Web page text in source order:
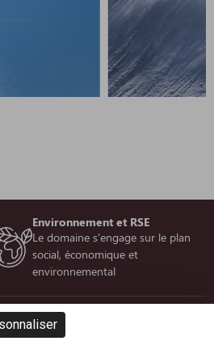
Environnement et RSE
Le domaine s'engage sur le plan
social, économique et
environnemental